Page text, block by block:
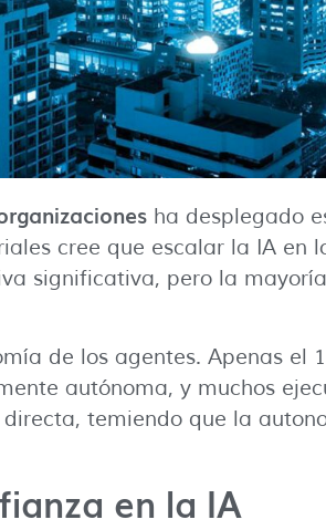
ha desplegado
cree que escalar la IA en
significativa, pero la
de los agentes. Apenas el
autónoma, y muchos
temiendo que la
en la IA